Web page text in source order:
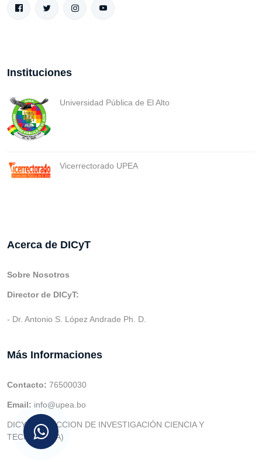
Instituciones
Universidad Pública de El Alto
Vicerrectorado UPEA
Acerca de DICyT
Sobre Nosotros
Director de DICyT:
- Dr. Antonio S. López Andrade Ph. D.
Más Informaciones
Contacto: 76500030
Email: info@upea.bo
DICYT (DIRECCION DE INVESTIGACIÓN CIENCIA Y
TECNOLOGIA)